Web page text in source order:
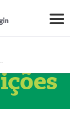
Ltda (51004352-0)